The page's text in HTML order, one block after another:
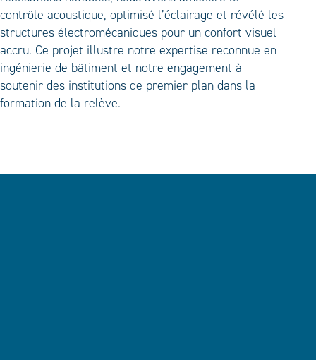
contrôle acoustique, optimisé l’éclairage et révélé les
structures électromécaniques pour un confort visuel
accru. Ce projet illustre notre expertise reconnue en
ingénierie de bâtiment et notre engagement à
soutenir des institutions de premier plan dans la
formation de la relève.